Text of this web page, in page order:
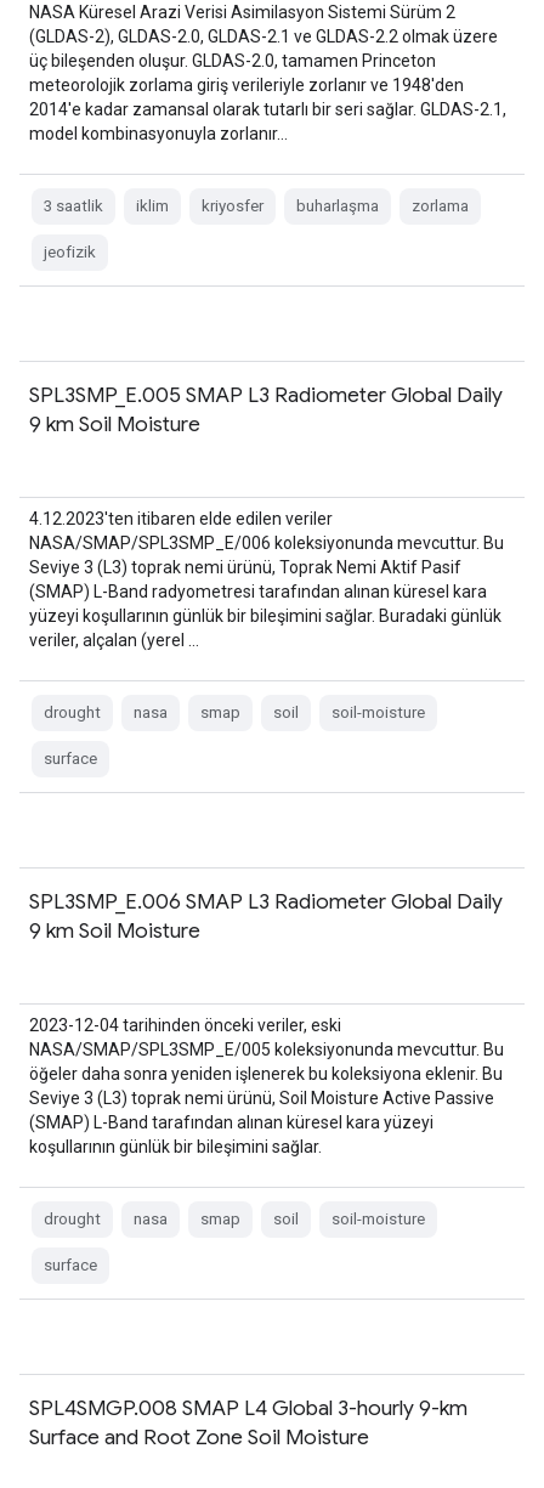
NASA Küresel Arazi Verisi Asimilasyon Sistemi Sürüm 2
(GLDAS-2), GLDAS-2.0, GLDAS-2.1 ve GLDAS-2.2 olmak üzere
üç bileşenden oluşur. GLDAS-2.0, tamamen Princeton
meteorolojik zorlama giriş verileriyle zorlanır ve 1948'den
2014'e kadar zamansal olarak tutarlı bir seri sağlar. GLDAS-2.1,
model kombinasyonuyla zorlanır…
3 saatlik iklim kriyosfer buharlaşma zorlama
jeofizik
SPL3SMP_E.005 SMAP L3 Radiometer Global Daily
9 km Soil Moisture
4.12.2023'ten itibaren elde edilen veriler
NASA/SMAP/SPL3SMP_E/006 koleksiyonunda mevcuttur. Bu
Seviye 3 (L3) toprak nemi ürünü, Toprak Nemi Aktif Pasif
(SMAP) L-Band radyometresi tarafından alınan küresel kara
yüzeyi koşullarının günlük bir bileşimini sağlar. Buradaki günlük
veriler, alçalan (yerel …
drought nasa smap soil soil-moisture
surface
SPL3SMP_E.006 SMAP L3 Radiometer Global Daily
9 km Soil Moisture
2023-12-04 tarihinden önceki veriler, eski
NASA/SMAP/SPL3SMP_E/005 koleksiyonunda mevcuttur. Bu
öğeler daha sonra yeniden işlenerek bu koleksiyona eklenir. Bu
Seviye 3 (L3) toprak nemi ürünü, Soil Moisture Active Passive
(SMAP) L-Band tarafından alınan küresel kara yüzeyi
koşullarının günlük bir bileşimini sağlar.
drought nasa smap soil soil-moisture
surface
SPL4SMGP.008 SMAP L4 Global 3-hourly 9-km
Surface and Root Zone Soil Moisture